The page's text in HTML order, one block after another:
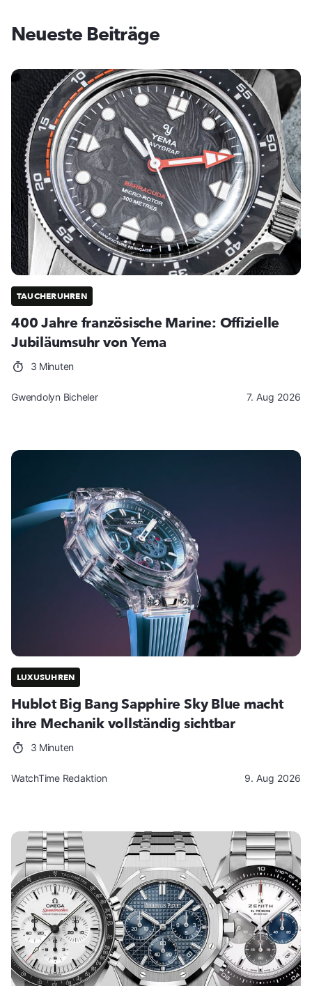
Neueste Beiträge
TAUCHERUHREN
400 Jahre französische Marine: Offizielle
Jubiläumsuhr von Yema
3 Minuten
Gwendolyn Bicheler 7. Aug 2026
LUXUSUHREN
Hublot Big Bang Sapphire Sky Blue macht
ihre Mechanik vollständig sichtbar
3 Minuten
WatchTime Redaktion 9. Aug 2026